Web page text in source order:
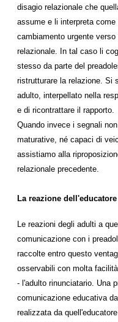
disagio relazionale che
assume e li interpreta
cambiamento urgente
relazionale. In tal caso li
stesso da parte del
ristrutturare la relazione. Si
adulto, interpellato nella
e di ricontrattare il rapporto.
Quando invece i segnali
maturative, né capaci di
assistiamo alla
relazionale precedente.
La reazione dell'educatore
Le reazioni degli adulti a
comunicazione con i
raccolte entro questo
osservabili con molta
- l'adulto rinunciatario. Una
comunicazione educativa
realizzata da